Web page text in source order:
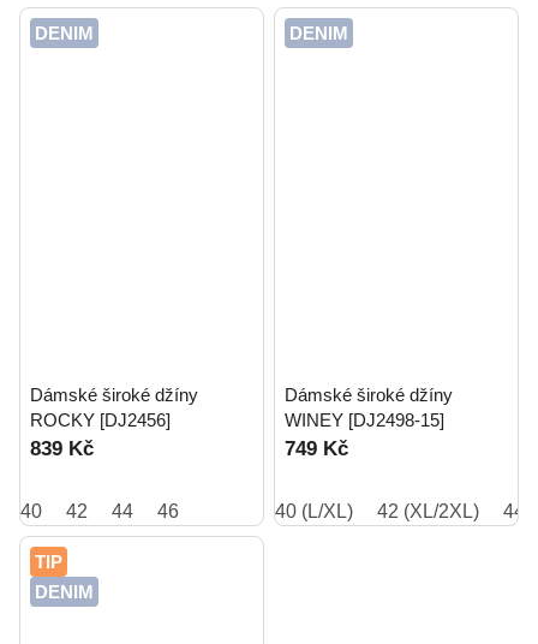
DENIM
Dámské široké džíny
ROCKY [DJ2456]
839 Kč
40 42 44 46
DENIM
Dámské široké džíny
WINEY [DJ2498-15]
749 Kč
40 (L/XL) 42 (XL/2XL) 44
TIP
DENIM